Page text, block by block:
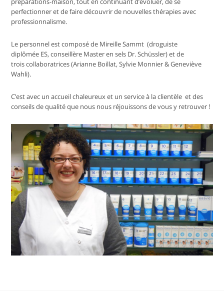
perfectionner et de faire découvrir de nouvelles thérapies avec
professionnalisme.
Le personnel est composé de Mireille Sammt (droguiste
diplômée ES, conseillère Master en sels Dr. Schüssler) et de
trois collaboratrices (Arianne Boillat, Sylvie Monnier & Geneviève
Wahli).
C’est avec un accueil chaleureux et un service à la clientèle et des
conseils de qualité que nous nous réjouissons de vous y retrouver !